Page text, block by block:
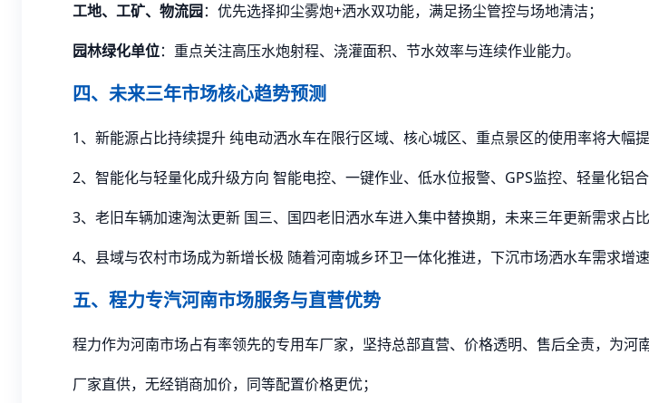
工地、工矿、物流园：优先选择抑尘雾炮+洒水双功能，满足扬尘管控与场地清洁；
园林绿化单位：重点关注高压水炮射程、浇灌面积、节水效率与连续作业能力。
四、未来三年市场核心趋势预测
1、新能源占比持续提升 纯电动洒水车在限行区域、核心城区、重点景区的使用率将大幅
2、智能化与轻量化成升级方向 智能电控、一键作业、低水位报警、GPS监控、轻量化铝
3、老旧车辆加速淘汰更新 国三、国四老旧洒水车进入集中替换期，未来三年更新需求占
4、县域与农村市场成为新增长极 随着河南城乡环卫一体化推进，下沉市场洒水车需求增速
五、程力专汽河南市场服务与直营优势
程力作为河南市场占有率领先的专用车厂家，坚持总部直营、价格透明、售后全责，为河南
厂家直供，无经销商加价，同等配置价格更优；